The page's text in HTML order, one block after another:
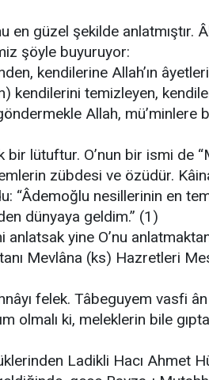
en güzel şekilde
şöyle buyuruyor:
kendilerine Allah’ın
kendilerini temizleyen,
Allah, mü’minlere
bir lütuftur. O’nun bir ismi de
zübdesi ve özüdür.
“Âdemoğlu nesillerinin en
dünyaya geldim.” (1)
yine O’nu anlatmaktan
Mevlâna (ks) Hazretleri
felek. Tâbeguyem vasfi
olmalı ki, meleklerin bile
Ladikli Hacı Ahmet